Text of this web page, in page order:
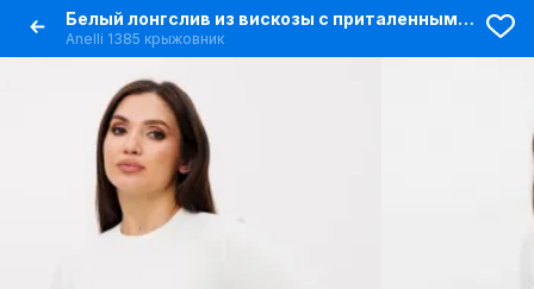
Белый лонгслив из вискозы с приталенным силуэтом
Anelli 1385 крыжовник